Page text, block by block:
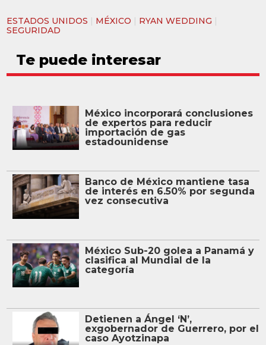
ESTADOS UNIDOS | MÉXICO | RYAN WEDDING |
SEGURIDAD
Te puede interesar
México incorporará conclusiones
de expertos para reducir
importación de gas
estadounidense
Banco de México mantiene tasa
de interés en 6.50% por segunda
vez consecutiva
México Sub-20 golea a Panamá y
clasifica al Mundial de la
categoría
Detienen a Ángel ‘N’,
exgobernador de Guerrero, por el
caso Ayotzinapa